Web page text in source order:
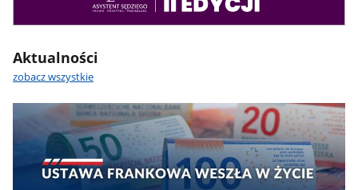
Aktualności
zobacz wszystkie